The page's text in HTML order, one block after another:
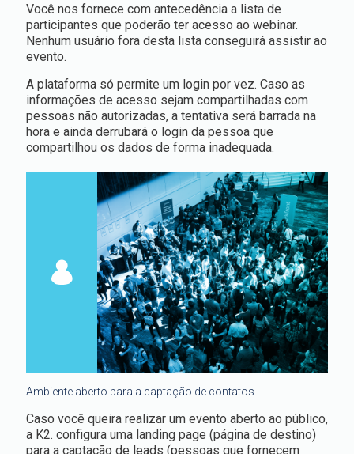
Você nos fornece com antecedência a lista de
participantes que poderão ter acesso ao webinar.
Nenhum usuário fora desta lista conseguirá assistir ao
evento.
A plataforma só permite um login por vez. Caso as
informações de acesso sejam compartilhadas com
pessoas não autorizadas, a tentativa será barrada na
hora e ainda derrubará o login da pessoa que
compartilhou os dados de forma inadequada.
Ambiente aberto para a captação de contatos
Caso você queira realizar um evento aberto ao público,
a K2. configura uma landing page (página de destino)
para a captação de leads (pessoas que fornecem